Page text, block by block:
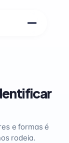
e formas é
rodeia.